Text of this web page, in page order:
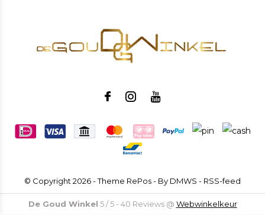
© Copyright 2026- Theme RePos - By DMWS - RSS-feed
De Goud Winkel 5/5- 40 Reviews @ Webwinkelkeur